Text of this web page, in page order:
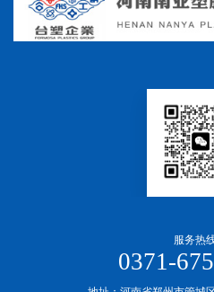
服务热
0371-